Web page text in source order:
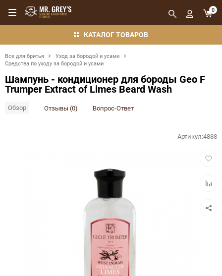
КАТАЛОГ ТОВАРОВ
0
Все для бритья
Уход за бородой и усами
Средства по уходу за бородой и усами
Шампунь - кондиционер для бороды Geo F
Trumper Extract of Limes Beard Wash
Обзор Отзывы (0) Вопрос-Ответ
Артикул:4888